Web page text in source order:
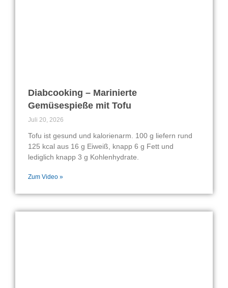
Diabcooking – Marinierte
Gemüsespieße mit Tofu
Juli 20, 2026
Tofu ist gesund und kalorienarm. 100 g liefern rund
125 kcal aus 16 g Eiweiß, knapp 6 g Fett und
lediglich knapp 3 g Kohlenhydrate.
Zum Video »